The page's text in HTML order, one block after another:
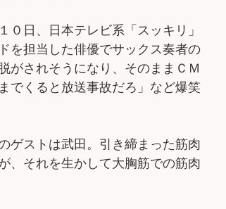
日、日本テレビ系「スッキリ」
を担当した俳優でサックス奏者の
がされそうになり、そのままＣＭ
でくると放送事故だろ」など爆笑
ゲストは武田。引き締まった筋肉
、それを生かして大胸筋での筋肉